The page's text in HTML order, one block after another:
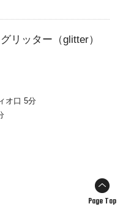
リッター（glitter）
オ口 5分
Page Top